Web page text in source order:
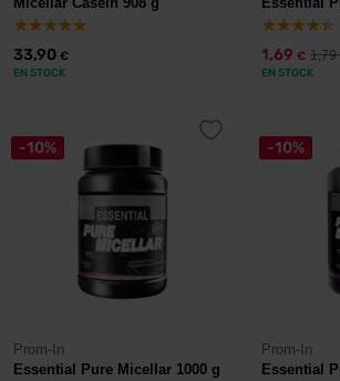
33,90 €
EN STOCK
1,69 € 1,79
EN STOCK
-10%
Prom-In
Essential Pure Micellar 1000 g
-10%
Prom-In
Essential